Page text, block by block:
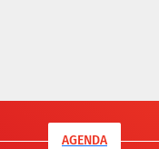
AGENDA